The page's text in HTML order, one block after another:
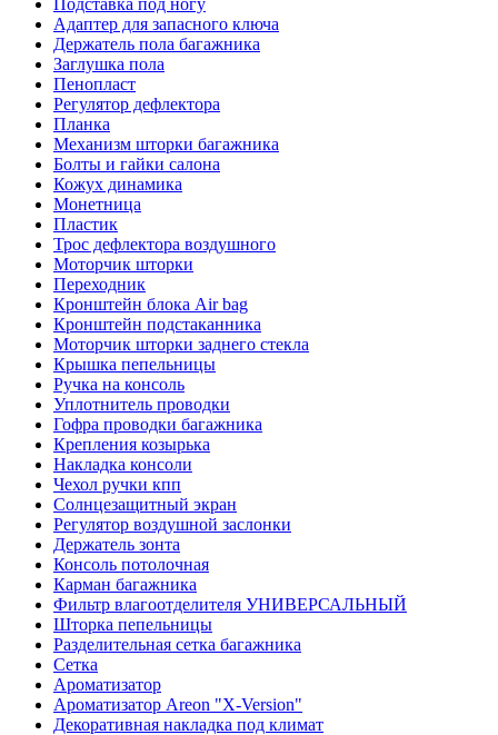
Адаптер для запасного ключа
Держатель пола багажника
Заглушка пола
Пенопласт
Регулятор дефлектора
Планка
Механизм шторки багажника
Болты и гайки салона
Кожух динамика
Монетница
Пластик
Трос дефлектора воздушного
Моторчик шторки
Переходник
Кронштейн блока Air bag
Кронштейн подстаканника
Моторчик шторки заднего стекла
Крышка пепельницы
Ручка на консоль
Уплотнитель проводки
Гофра проводки багажника
Крепления козырька
Накладка консоли
Чехол ручки кпп
Солнцезащитный экран
Регулятор воздушной заслонки
Держатель зонта
Консоль потолочная
Карман багажника
Фильтр влагоотделителя УНИВЕРСАЛЬНЫЙ
Шторка пепельницы
Разделительная сетка багажника
Сетка
Ароматизатор
Ароматизатор Areon "X-Version"
Декоративная накладка под климат